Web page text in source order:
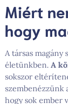
Miért
hogy
A társas
életünkben. A
sokszor
szembenézzünk
hogy sok ember